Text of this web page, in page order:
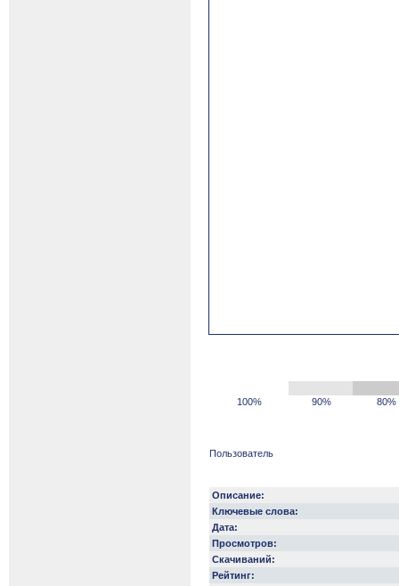
100% 90% 80%
Пользователь
Описание:
Ключевые слова:
Дата:
Просмотров:
Скачиваний:
Рейтинг: